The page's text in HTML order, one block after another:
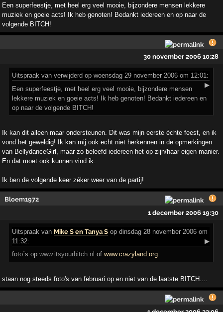
Een superfeestje, met heel erg veel mooie, bijzondere mensen lekkere
muziek en goeie acts! Ik heb genoten! Bedankt iedereen en op naar de
volgende BITCH!
30 november 2006 10:28
Uitspraak van verwijderd op woensdag 29 november 2006 om 12:01:
▶
Een superfeestje, met heel erg veel mooie, bijzondere mensen
lekkere muziek en goeie acts! Ik heb genoten! Bedankt iedereen en
op naar de volgende BITCH!
Ik kan dit alleen maar ondersteunen. Dit was mijn eerste échte feest, en ik
vond het geweldig! Ik kan mij ook echt niet herkennen in de opmerkingen
van BellydanceGirl, maar zo beleefd iedereen het op zijn/haar eigen manier.
En dat moet ook kunnen vind ik.
Ik ben de volgende keer zéker weer van de partij!
Bloem1972
1 december 2006 19:30
Uitspraak van Mike S en Tanya S op dinsdag 28 november 2006 om
11:32:
▶
foto´s opwww.itsyourbitch.nl ofwww.crazyland.org
staan nog steeds foto's van februari op en niet van de laatste BITCH....